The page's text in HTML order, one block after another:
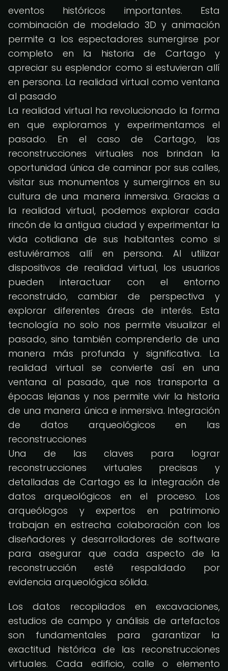
eventos históricos importantes. Esta
combinación de modelado 3D y animación
permite a los espectadores sumergirse por
completo en la historia de Cartago y
apreciar su esplendor como si estuvieran allí
en persona. La realidad virtual como ventana
al pasado
La realidad virtual ha revolucionado la forma
en que exploramos y experimentamos el
pasado. En el caso de Cartago, las
reconstrucciones virtuales nos brindan la
oportunidad única de caminar por sus calles,
visitar sus monumentos y sumergirnos en su
cultura de una manera inmersiva. Gracias a
la realidad virtual, podemos explorar cada
rincón de la antigua ciudad y experimentar la
vida cotidiana de sus habitantes como si
estuviéramos allí en persona. Al utilizar
dispositivos de realidad virtual, los usuarios
pueden interactuar con el entorno
reconstruido, cambiar de perspectiva y
explorar diferentes áreas de interés. Esta
tecnología no solo nos permite visualizar el
pasado, sino también comprenderlo de una
manera más profunda y significativa. La
realidad virtual se convierte así en una
ventana al pasado, que nos transporta a
épocas lejanas y nos permite vivir la historia
de una manera única e inmersiva. Integración
de datos arqueológicos en las
reconstrucciones
Una de las claves para lograr
reconstrucciones virtuales precisas y
detalladas de Cartago es la integración de
datos arqueológicos en el proceso. Los
arqueólogos y expertos en patrimonio
trabajan en estrecha colaboración con los
diseñadores y desarrolladores de software
para asegurar que cada aspecto de la
reconstrucción esté respaldado por
evidencia arqueológica sólida.
Los datos recopilados en excavaciones,
estudios de campo y análisis de artefactos
son fundamentales para garantizar la
exactitud histórica de las reconstrucciones
virtuales. Cada edificio, calle o elemento